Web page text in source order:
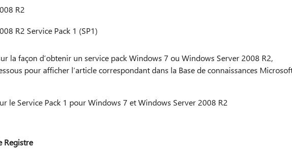
R2
R2 Service Pack 1 (SP1)
la façon d’obtenir un service pack Windows 7 ou Windows Server 2008 R2,
pour afficher l’article correspondant dans la Base de connaissances
le Service Pack 1 pour Windows 7 et Windows Server 2008 R2
Registre